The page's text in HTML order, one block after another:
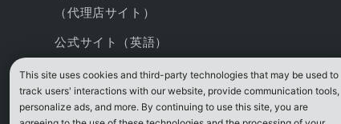
（代理店サイト）
公式サイト（英語）
This site uses cookies and third-party technologies that may be used to
track users' interactions with our website, provide communication tools,
personalize ads, and more. By continuing to use this site, you are